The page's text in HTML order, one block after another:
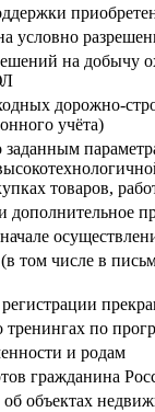
условно
на добычу
дорожно-
учёта)
товаров,
дополнительное
том числе в
по
и родам
гражданина
объектах